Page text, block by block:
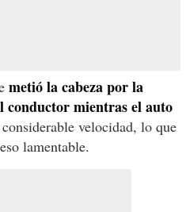
metió la cabeza por la
conductor mientras el auto
velocidad, lo que
lamentable.